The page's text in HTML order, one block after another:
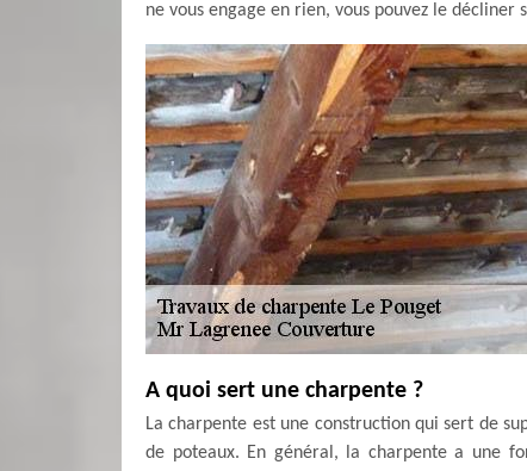
ne vous engage en rien, vous pouvez le décliner
A quoi sert une charpente ?
La charpente est une construction qui sert de
de poteaux. En général, la charpente a une